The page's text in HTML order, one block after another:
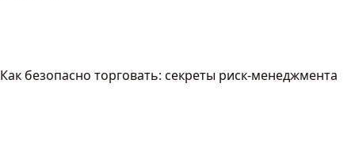
Как безопасно торговать: секреты риск-менеджмента